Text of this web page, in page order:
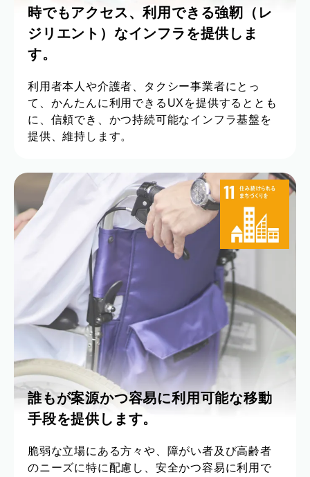
時でもアクセス、利用できる強靭（レ
ジリエント）なインフラを提供しま
す。
利用者本人や介護者、タクシー事業者にとっ
て、かんたんに利用できるUXを提供するととも
に、信頼でき、かつ持続可能なインフラ基盤を
提供、維持します。
誰もが案源かつ容易に利用可能な移動
手段を提供します。
脆弱な立場にある方々や、障がい者及び高齢者
のニーズに特に配慮し、安全かつ容易に利用で